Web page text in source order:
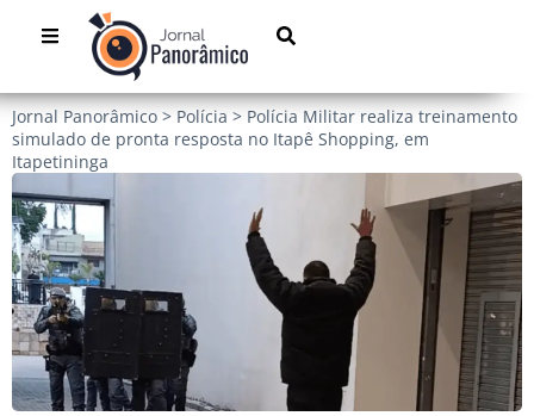
Jornal Panorâmico > Polícia > Polícia Militar realiza treinamento
simulado de pronta resposta no Itapê Shopping, em
Itapetininga